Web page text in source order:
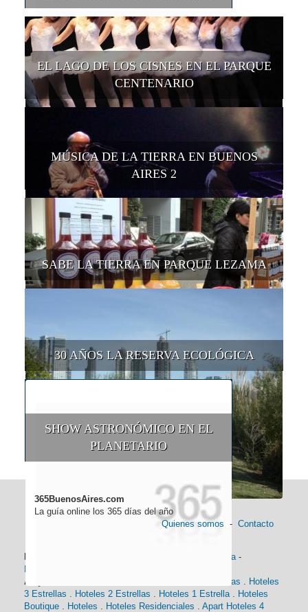
EL LAGO DE LOS CISNES EN EL PARQUE
CENTENARIO
MÚSICA DE LA TIERRA EN BUENOS
AIRES 2
SABE LA TIERRA EN PARQUE LEZAMA
30 AÑOS LA RESERVA ECOLÓGICA
SHOW ASTRONÓMICO EN EL
PLANETARIO
365BuenosAires.com
La guía online los 365 días del año
Quienes somos - Contacto
Historia -
Alojamiento:
Hoteles 4 Estrellas
Hoteles
3 Estrellas
Hoteles 2 Estrellas Hoteles 1 Estrella
Hoteles
Boutique
Hoteles Hoteles Residenciales Apart Hoteles 4